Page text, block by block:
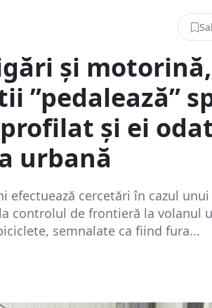
și motorină,
”pedalează”
și ei
urbană
efectuează cercetări în cazul unui
controlul de frontieră la volanul
semnalate ca fiind fura...